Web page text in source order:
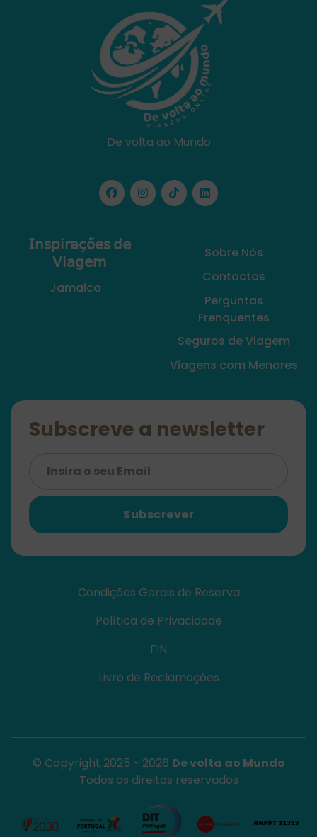
De volta ao Mundo
𝖨𝗇𝗌𝗉𝗂𝗋𝖺𝖼̧𝗈̃𝖾𝗌 𝖽𝖾
𝖵𝗂𝖺𝗀𝖾𝗆
Jamaica
Sobre Nós
Contactos
Perguntas
Frenquentes
Seguros de Viagem
Viagens com Menores
Subscreve a newsletter
Subscrever
Condições Gerais de Reserva
Política de Privacidade
FIN
Livro de Reclamações
© Copyright 2025 - 2026 De volta ao Mundo
Todos os direitos reservados